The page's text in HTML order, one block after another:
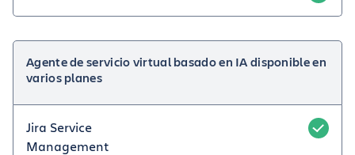
Agente de servicio virtual basado en IA disponible en
varios planes
Jira Service
Management